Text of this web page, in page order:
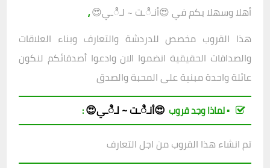
أهلا وسهلا بكم في😍أنـಿـت ~ لـಿـي😍 ،
هذا القروب مخصص للدردشة والتعارف وبناء العلاقات
والصداقات الحقيقية انضموا الان وادعوا أصدقائكم لنكون
عائلة واحدة مبنية على المحبة والصدق
▪︎ لماذا وجد قروب 😍أنـಿـت ~ لـಿـي😍 :
تم انشاء هذا القروب من اجل التعارف